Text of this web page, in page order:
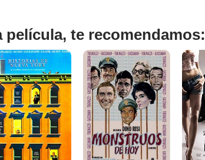
película, te recomendamos: